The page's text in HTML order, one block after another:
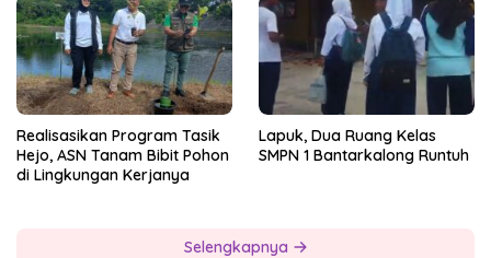
Realisasikan Program Tasik
Hejo, ASN Tanam Bibit Pohon
di Lingkungan Kerjanya
Lapuk, Dua Ruang Kelas
SMPN 1 Bantarkalong Runtuh
Selengkapnya